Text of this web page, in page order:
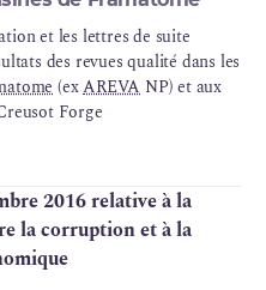
et les lettres de suite
des revues qualité dans les
(exAREVA NP) et aux
Forge
2016 relative à la
la corruption et à la